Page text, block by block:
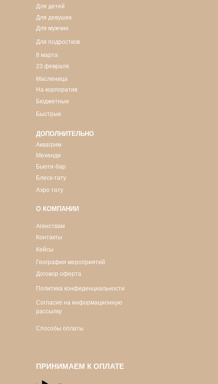
ПРИНИМАЕМ К ОПЛАТЕ
О КОМПАНИИ
ДОПОЛНИТЕЛЬНО
Способы оплаты
Согласие на информационную
рассылку
Политика конфиденциальности
Договор оферта
География мероприятий
Кейсы
Контакты
Агенствам
Быстрые
Бюджетные
Аэро тату
Блеск-тату
Бьюти-бар
Мехенди
Аквагрим
На корпоратив
Масленица
23 февраля
8 марта
Для подростков
Для мужчин
Для девушек
Для детей